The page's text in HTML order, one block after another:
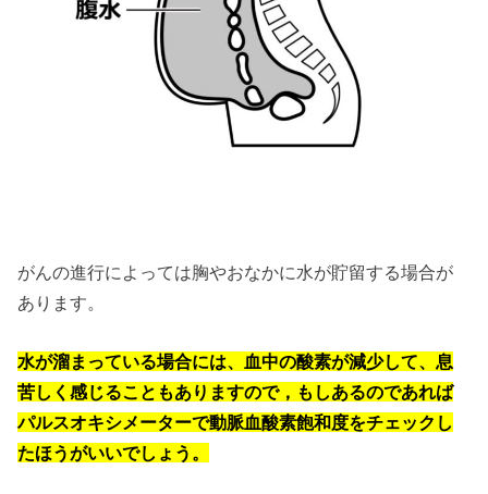
がんの進行によっては胸やおなかに水が貯留する場合が
あります。
水が溜まっている場合には、血中の酸素が減少して、息
苦しく感じることもありますので，もしあるのであれば
パルスオキシメーターで動脈血酸素飽和度をチェックし
たほうがいいでしょう。